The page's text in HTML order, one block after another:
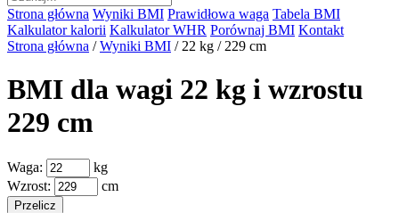
Strona główna Wyniki BMI Prawidłowa waga Tabela BMI
Kalkulator kalorii Kalkulator WHR Porównaj BMI Kontakt
Strona główna / Wyniki BMI / 22 kg / 229 cm
BMI dla wagi 22 kg i wzrostu
229 cm
Waga:
kg
Wzrost:
cm
Przelicz